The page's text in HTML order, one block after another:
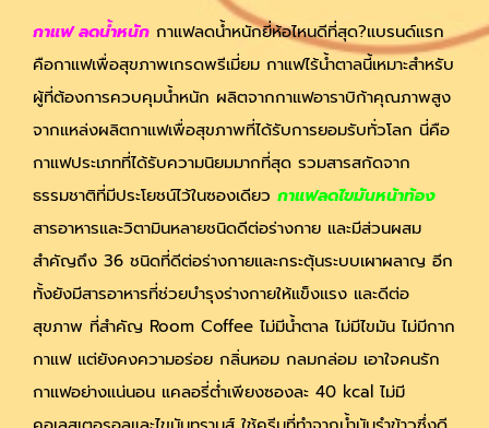
กาแฟ ลดน้ําหนัก กาแฟลดน้ำหนักยี่ห้อไหนดีที่สุด?แบรนด์แรก
คือกาแฟเพื่อสุขภาพเกรดพรีเมี่ยม กาแฟไร้น้ำตาลนี้เหมาะสำหรับ
ผู้ที่ต้องการควบคุมน้ำหนัก ผลิตจากกาแฟอาราบิก้าคุณภาพสูง
จากแหล่งผลิตกาแฟเพื่อสุขภาพที่ได้รับการยอมรับทั่วโลก นี่คือ
กาแฟประเภทที่ได้รับความนิยมมากที่สุด รวมสารสกัดจาก
ธรรมชาติที่มีประโยชน์ไว้ในซองเดียว กาแฟลดไขมันหน้าท้อง
สารอาหารและวิตามินหลายชนิดดีต่อร่างกาย และมีส่วนผสม
สำคัญถึง 36 ชนิดที่ดีต่อร่างกายและกระตุ้นระบบเผาผลาญ อีก
ทั้งยังมีสารอาหารที่ช่วยบำรุงร่างกายให้แข็งแรง และดีต่อ
สุขภาพ ที่สำคัญ Room Coffee ไม่มีน้ำตาล ไม่มีไขมัน ไม่มีกาก
กาแฟ แต่ยังคงความอร่อย กลิ่นหอม กลมกล่อม เอาใจคนรัก
กาแฟอย่างแน่นอน แคลอรี่ต่ำเพียงซองละ 40 kcal ไม่มี